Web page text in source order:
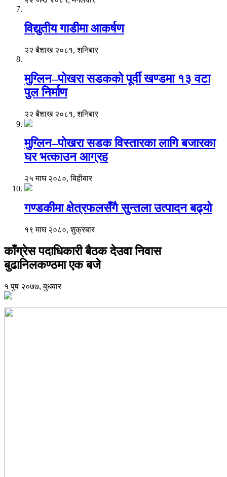
विद्युतीय गाडीमा आकर्षण
२२ बैशाख २०८१, शनिबार
मुग्लिन–पोखरा सडकको पूर्वी खण्डमा १३ वटा
पुल निर्माण
२२ बैशाख २०८१, शनिबार
मुग्लिन–पोखरा सडक विस्तारका लागि बजारका
घर भत्काउन आग्रह
२५ माघ २०८०, बिहीबार
गण्डकीमा क्षेत्रफलसँगै सुन्तला उत्पादन बढ्यो
१९ माघ २०८०, शुक्रबार
काँग्रेस पदाधिकारी बैठक देउवा निवास
बुढानिलकण्ठमा एक बजे
१ पुष २०७७, बुधबार